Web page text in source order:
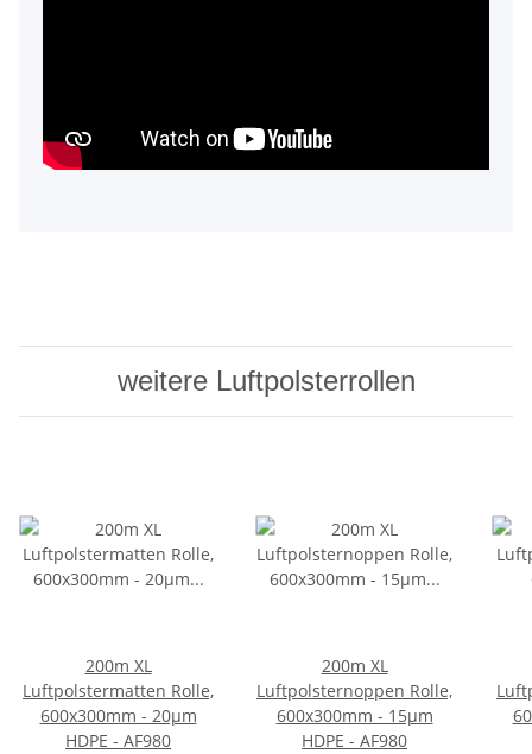
weitere Luftpolsterrollen
200m XL
Luftpolstermatten Rolle,
600x300mm - 20µm
HDPE - AF980
200m XL
Luftpolsternoppen Rolle,
600x300mm - 15µm
HDPE - AF980